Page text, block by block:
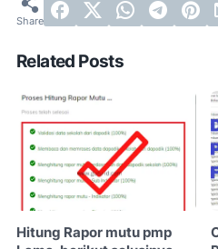
Related Posts
Hitung Rapor mutu pmp